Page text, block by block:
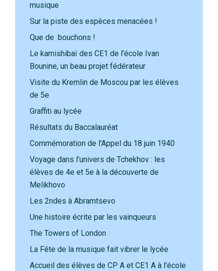
musique
Sur la piste des espèces menacées !
Que de bouchons !
Le kamishibaï des CE1 de l'école Ivan
Bounine, un beau projet fédérateur
Visite du Kremlin de Moscou par les élèves
de 5e
Graffiti au lycée
Résultats du Baccalauréat
Commémoration de l'Appel du 18 juin 1940
Voyage dans l’univers de Tchekhov : les
élèves de 4e et 5e à la découverte de
Melikhovo
Les 2ndes à Abramtsevo
Une histoire écrite par les vainqueurs
The Towers of London
La Fête de la musique fait vibrer le lycée
Accueil des élèves de CP A et CE1 A à l'école